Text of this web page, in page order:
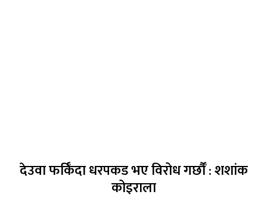
देउवा फर्किँदा धरपकड भए विरोध गर्छौँं : शशांक
कोइराला